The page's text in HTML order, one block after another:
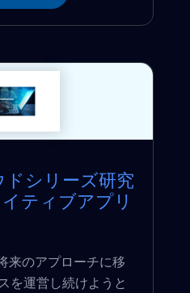
ドシリーズ研究
ティブアプリ
来のアプローチに移
を運営し続けようと